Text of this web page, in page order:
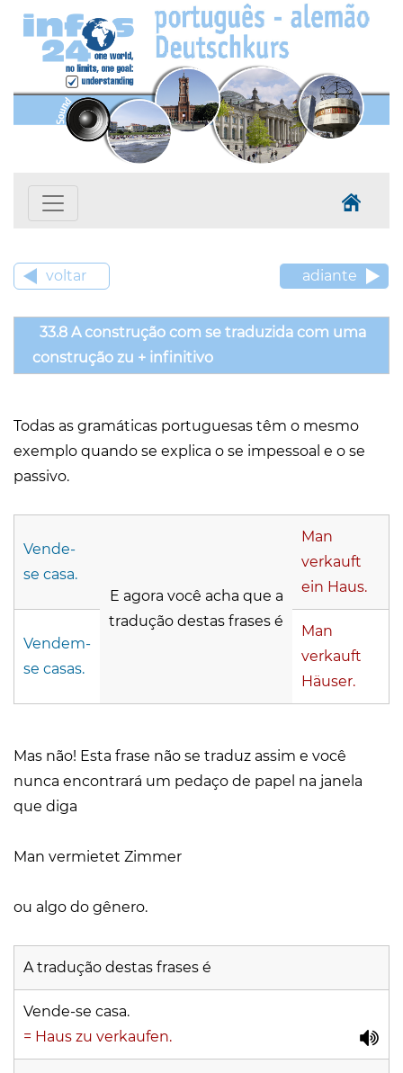
voltar adiante
33.8 A construção com se traduzida com uma
construção zu + infinitivo
Todas as gramáticas portuguesas têm o mesmo
exemplo quando se explica o se impessoal e o se
passivo.
Vende-
se casa.
E agora você acha que a
tradução destas frases é
Man
verkauft
ein Haus.
Vendem-
se casas.
Man
verkauft
Häuser.
Mas não! Esta frase não se traduz assim e você
nunca encontrará um pedaço de papel na janela
que diga
Man vermietet Zimmer
ou algo do gênero.
A tradução destas frases é
Vende-se casa.
= Haus zu verkaufen.